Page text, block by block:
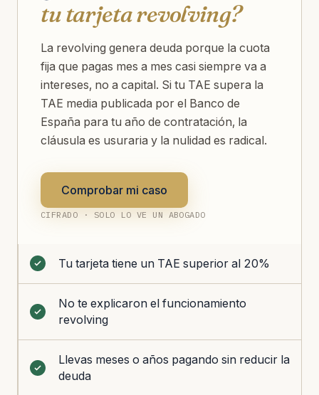
tu tarjeta revolving?
La revolving genera deuda porque la cuota
fija que pagas mes a mes casi siempre va a
intereses, no a capital. Si tu TAE supera la
TAE media publicada por el Banco de
España para tu año de contratación, la
cláusula es usuraria y la nulidad es radical.
Comprobar mi caso
CIFRADO · SOLO LO VE UN ABOGADO
Tu tarjeta tiene un TAE superior al 20%
No te explicaron el funcionamiento
revolving
Llevas meses o años pagando sin reducir la
deuda